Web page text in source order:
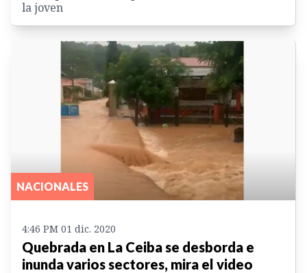
la joven
NACIONALES
4:46 PM 01 dic. 2020
Quebrada en La Ceiba se desborda e
inunda varios sectores, mira el video